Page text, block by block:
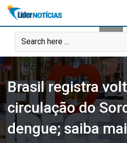
Skip
content
Brasil registra
circulação do
dengue; saiba